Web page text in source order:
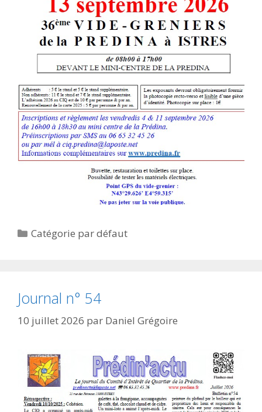
Catégories
Catégorie par défaut
Journal n° 54
10 juillet 2026 par Daniel Grégoire